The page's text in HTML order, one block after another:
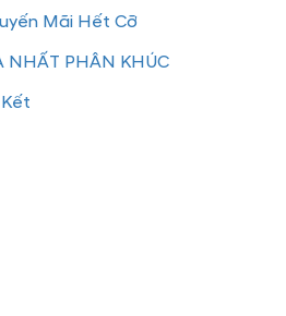
Mãi Hết Cỡ
NHẤT PHÂN KHÚC